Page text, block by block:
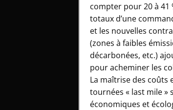
compter pour 20 à 41
totaux d’une
et les nouvelles
(zones à faibles
décarbonées, etc.)
pour acheminer les
La maîtrise des coûts
tournées « last mile »
économiques et